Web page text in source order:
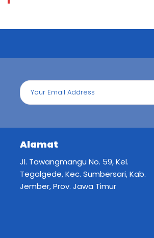
Alamat
Jl. Tawangmangu No. 59, Kel.
Tegalgede, Kec. Sumbersari, Kab.
Jember, Prov. Jawa Timur